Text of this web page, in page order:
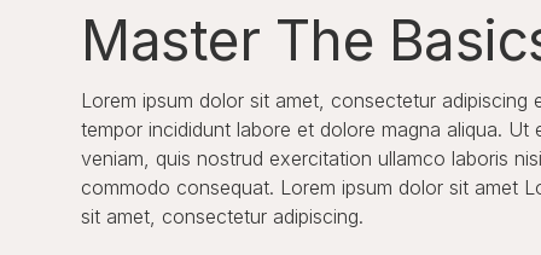
Master The
Lorem ipsum dolor sit amet, consectetur adipiscing
tempor incididunt labore et dolore magna aliqua. Ut
veniam, quis nostrud exercitation ullamco laboris
commodo consequat. Lorem ipsum dolor sit amet
sit amet, consectetur adipiscing.